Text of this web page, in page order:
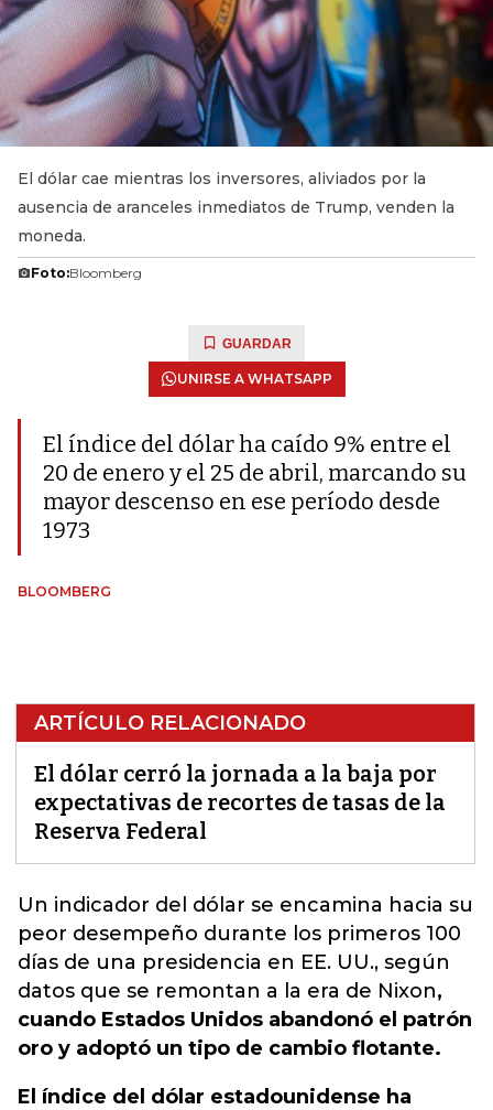
El dólar cae mientras los inversores, aliviados por la
ausencia de aranceles inmediatos de Trump, venden la
moneda.
Foto:Bloomberg
GUARDAR
UNIRSE A WHATSAPP
El índice del dólar ha caído 9% entre el
20 de enero y el 25 de abril, marcando su
mayor descenso en ese período desde
1973
BLOOMBERG
ARTÍCULO RELACIONADO
El dólar cerró la jornada a la baja por
expectativas de recortes de tasas de la
Reserva Federal
Un indicador del dólar se encamina hacia su
peor desempeño durante los primeros 100
días de una presidencia en EE. UU., según
datos que se remontan a la era de Nixon,
cuando Estados Unidos abandonó el patrón
oro y adoptó un tipo de cambio flotante.
El índice del dólar estadounidense ha